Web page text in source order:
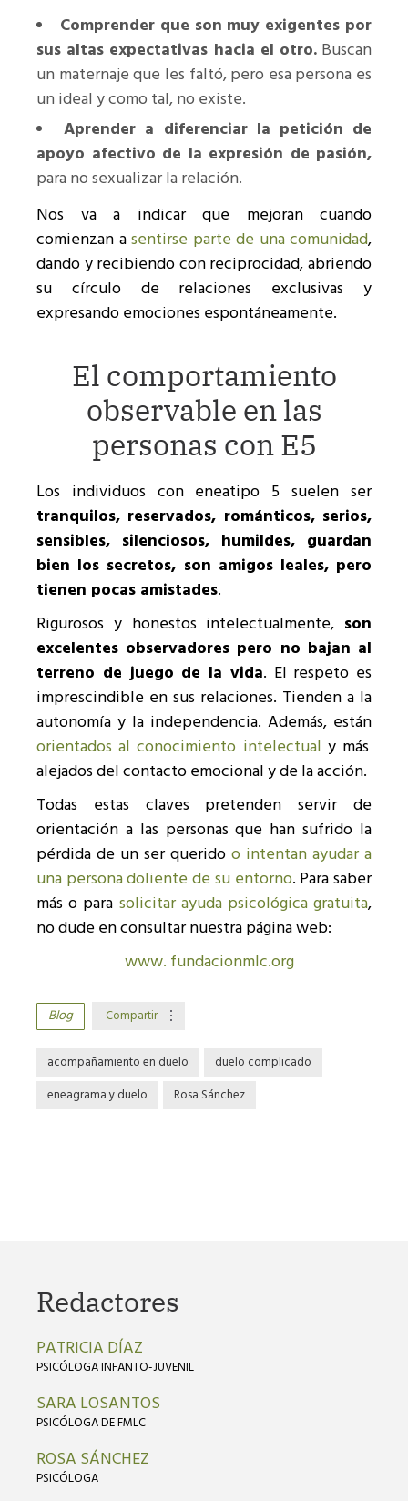
Comprender que son muy exigentes por
sus altas expectativas hacia el otro.Buscan
un maternaje que les faltó, pero esa persona es
un ideal y como tal, no existe.
Aprender a diferenciar la petición de
apoyo afectivo de la expresión de pasión,
para no sexualizar la relación.
Nos va a indicar que mejoran cuando
comienzan asentirse parte de una comunidad,
dando y recibiendo con reciprocidad, abriendo
su círculo de relaciones exclusivas y
expresando emociones espontáneamente.
El comportamiento
observable en las
personas con E5
Los individuos con eneatipo 5 suelen ser
tranquilos, reservados, románticos, serios,
sensibles, silenciosos, humildes, guardan
bien los secretos, son amigos leales, pero
tienen pocas amistades.
Rigurosos y honestos intelectualmente, son
excelentes observadores pero no bajan al
terreno de juego de la vida. El respeto es
imprescindible en sus relaciones. Tienden a la
autonomía y la independencia. Además, están
orientados al conocimiento intelectual y más
alejados del contacto emocional y de la acción.
Todas estas claves pretenden servir de
orientación a las personas que han sufrido la
pérdida de un ser querido o intentan ayudar a
una persona doliente de su entorno. Para saber
más o para solicitar ayuda psicológica gratuita,
no dude en consultar nuestra página web:
www. fundacionmlc.org
Blog Compartir
acompañamiento en duelo
duelo complicado
eneagrama y duelo
Rosa Sánchez
Redactores
PATRICIA DÍAZ
PSICÓLOGA INFANTO-JUVENIL
SARA LOSANTOS
PSICÓLOGA DE FMLC
ROSA SÁNCHEZ
PSICÓLOGA